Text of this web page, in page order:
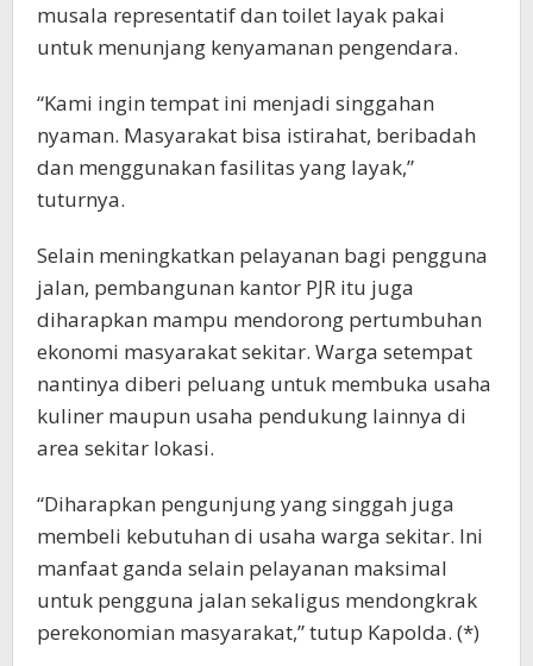
musala representatif dan toilet layak pakai
untuk menunjang kenyamanan pengendara.
“Kami ingin tempat ini menjadi singgahan
nyaman. Masyarakat bisa istirahat, beribadah
dan menggunakan fasilitas yang layak,”
tuturnya.
Selain meningkatkan pelayanan bagi pengguna
jalan, pembangunan kantor PJR itu juga
diharapkan mampu mendorong pertumbuhan
ekonomi masyarakat sekitar. Warga setempat
nantinya diberi peluang untuk membuka usaha
kuliner maupun usaha pendukung lainnya di
area sekitar lokasi.
“Diharapkan pengunjung yang singgah juga
membeli kebutuhan di usaha warga sekitar. Ini
manfaat ganda selain pelayanan maksimal
untuk pengguna jalan sekaligus mendongkrak
perekonomian masyarakat,” tutup Kapolda. (*)